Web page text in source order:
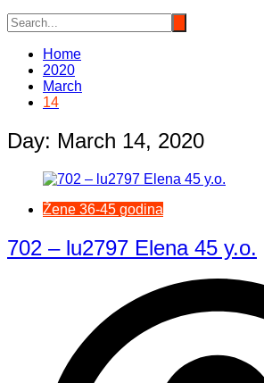
Home
2020
March
14
Day: March 14, 2020
Žene 36-45 godina
702 – lu2797 Elena 45 y.o.